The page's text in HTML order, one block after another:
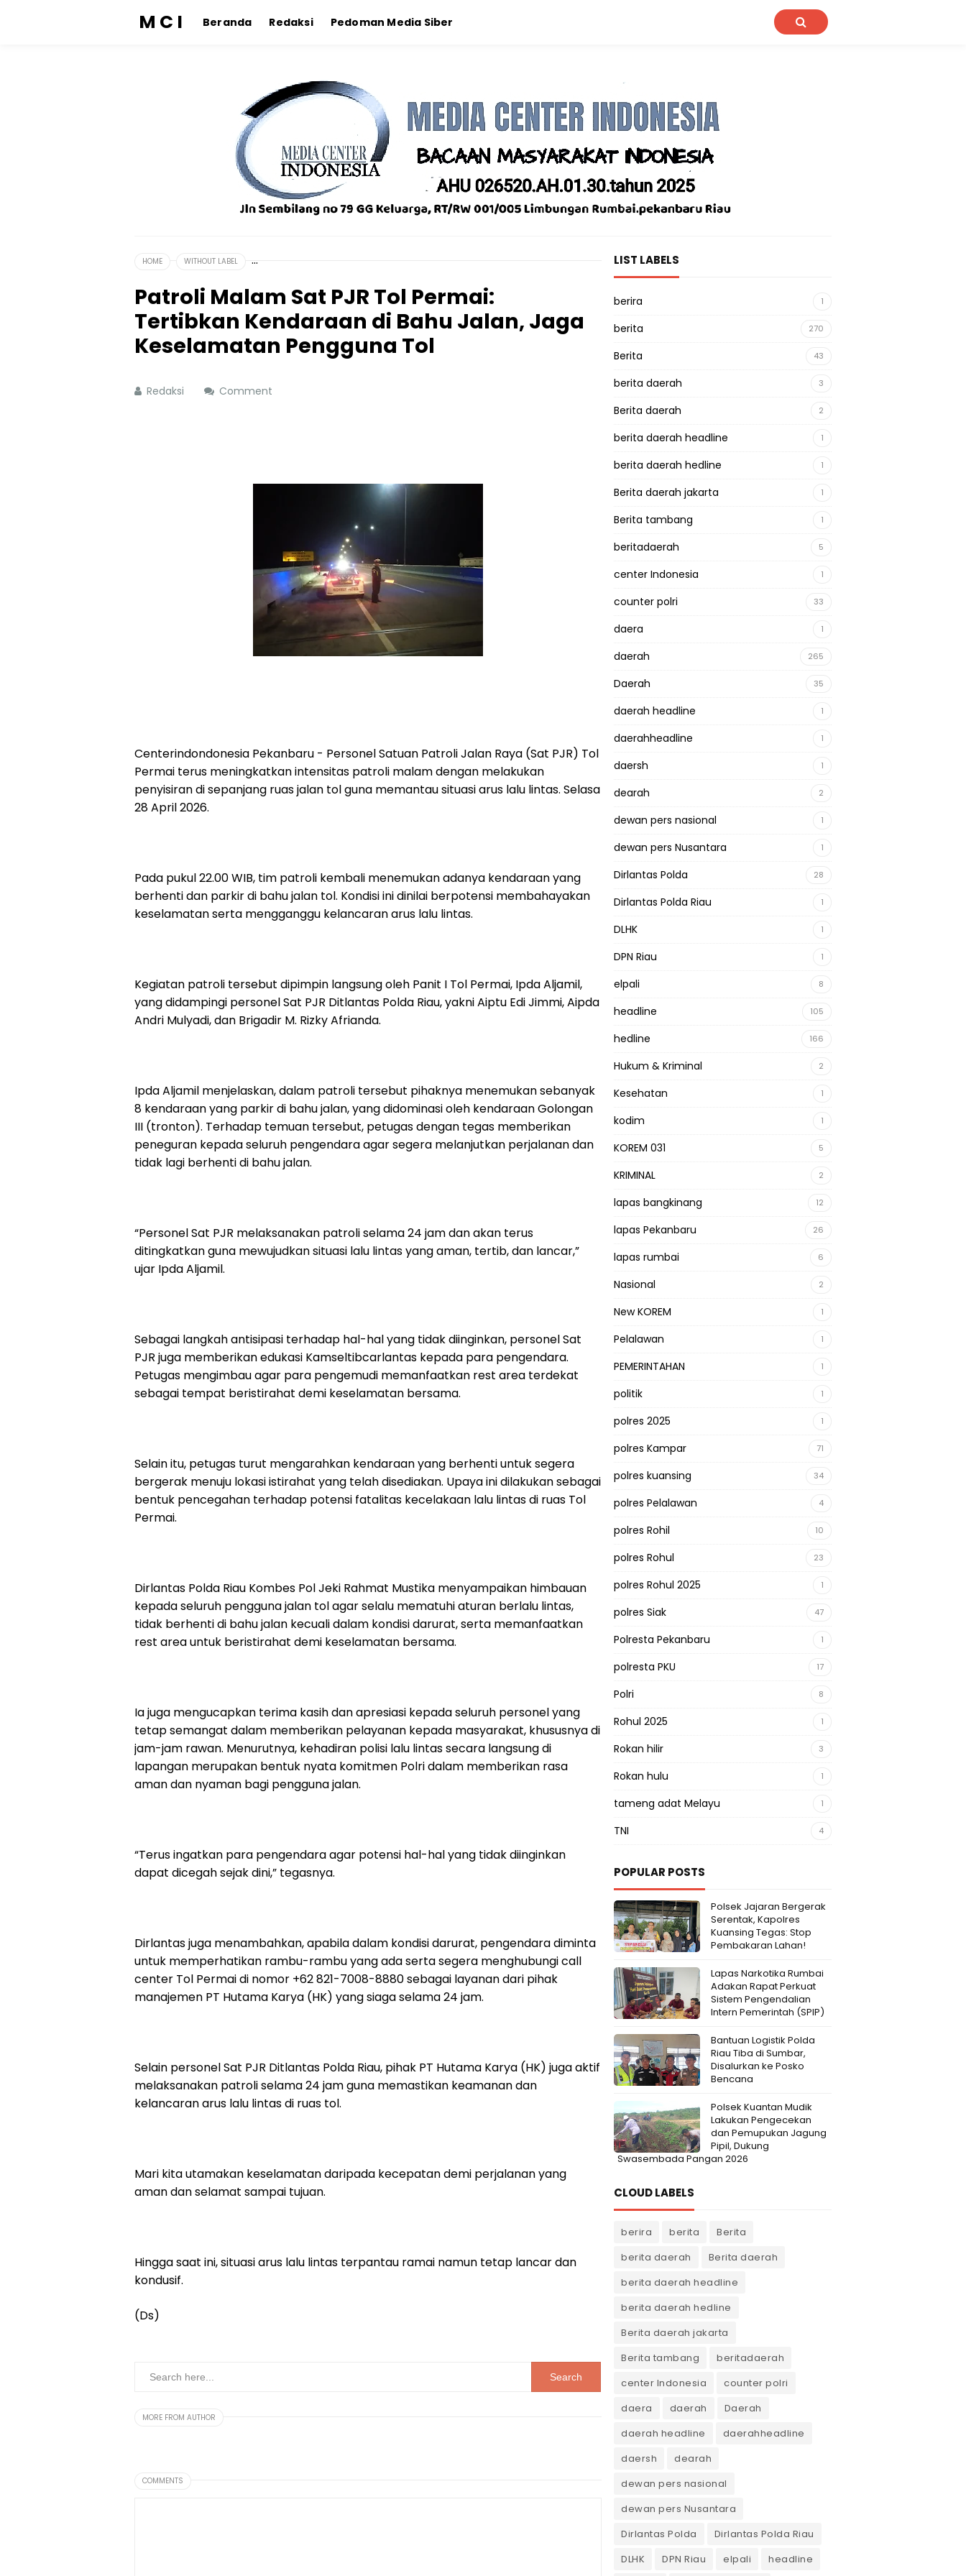
M C I Beranda Redaksi Pedoman Media Siber
HOME WITHOUT LABEL
Patroli Malam Sat PJR Tol Permai:
Tertibkan Kendaraan di Bahu Jalan, Jaga
Keselamatan Pengguna Tol
Redaksi Comment
Centerindondonesia Pekanbaru - Personel Satuan Patroli Jalan Raya (Sat PJR) Tol
Permai terus meningkatkan intensitas patroli malam dengan melakukan
penyisiran di sepanjang ruas jalan tol guna memantau situasi arus lalu lintas. Selasa
28 April 2026.
Pada pukul 22.00 WIB, tim patroli kembali menemukan adanya kendaraan yang
berhenti dan parkir di bahu jalan tol. Kondisi ini dinilai berpotensi membahayakan
keselamatan serta mengganggu kelancaran arus lalu lintas.
Kegiatan patroli tersebut dipimpin langsung oleh Panit I Tol Permai, Ipda Aljamil,
yang didampingi personel Sat PJR Ditlantas Polda Riau, yakni Aiptu Edi Jimmi, Aipda
Andri Mulyadi, dan Brigadir M. Rizky Afrianda.
Ipda Aljamil menjelaskan, dalam patroli tersebut pihaknya menemukan sebanyak
8 kendaraan yang parkir di bahu jalan, yang didominasi oleh kendaraan Golongan
III (tronton). Terhadap temuan tersebut, petugas dengan tegas memberikan
peneguran kepada seluruh pengendara agar segera melanjutkan perjalanan dan
tidak lagi berhenti di bahu jalan.
“Personel Sat PJR melaksanakan patroli selama 24 jam dan akan terus
ditingkatkan guna mewujudkan situasi lalu lintas yang aman, tertib, dan lancar,”
ujar Ipda Aljamil.
Sebagai langkah antisipasi terhadap hal-hal yang tidak diinginkan, personel Sat
PJR juga memberikan edukasi Kamseltibcarlantas kepada para pengendara.
Petugas mengimbau agar para pengemudi memanfaatkan rest area terdekat
sebagai tempat beristirahat demi keselamatan bersama.
Selain itu, petugas turut mengarahkan kendaraan yang berhenti untuk segera
bergerak menuju lokasi istirahat yang telah disediakan. Upaya ini dilakukan sebagai
bentuk pencegahan terhadap potensi fatalitas kecelakaan lalu lintas di ruas Tol
Permai.
Dirlantas Polda Riau Kombes Pol Jeki Rahmat Mustika menyampaikan himbauan
kepada seluruh pengguna jalan tol agar selalu mematuhi aturan berlalu lintas,
tidak berhenti di bahu jalan kecuali dalam kondisi darurat, serta memanfaatkan
rest area untuk beristirahat demi keselamatan bersama.
Ia juga mengucapkan terima kasih dan apresiasi kepada seluruh personel yang
tetap semangat dalam memberikan pelayanan kepada masyarakat, khususnya di
jam-jam rawan. Menurutnya, kehadiran polisi lalu lintas secara langsung di
lapangan merupakan bentuk nyata komitmen Polri dalam memberikan rasa
aman dan nyaman bagi pengguna jalan.
“Terus ingatkan para pengendara agar potensi hal-hal yang tidak diinginkan
dapat dicegah sejak dini,” tegasnya.
Dirlantas juga menambahkan, apabila dalam kondisi darurat, pengendara diminta
untuk memperhatikan rambu-rambu yang ada serta segera menghubungi call
center Tol Permai di nomor +62 821-7008-8880 sebagai layanan dari pihak
manajemen PT Hutama Karya (HK) yang siaga selama 24 jam.
Selain personel Sat PJR Ditlantas Polda Riau, pihak PT Hutama Karya (HK) juga aktif
melaksanakan patroli selama 24 jam guna memastikan keamanan dan
kelancaran arus lalu lintas di ruas tol.
Mari kita utamakan keselamatan daripada kecepatan demi perjalanan yang
aman dan selamat sampai tujuan.
Hingga saat ini, situasi arus lalu lintas terpantau ramai namun tetap lancar dan
kondusif.
(Ds)
MORE FROM AUTHOR
COMMENTS
LIST LABELS
berira 1
berita 270
Berita 43
berita daerah 3
Berita daerah 2
berita daerah headline 1
berita daerah hedline 1
Berita daerah jakarta 1
Berita tambang 1
beritadaerah 5
center Indonesia 1
counter polri 33
daera 1
daerah 265
Daerah 35
daerah headline 1
daerahheadline 1
daersh 1
dearah 2
dewan pers nasional 1
dewan pers Nusantara 1
Dirlantas Polda 28
Dirlantas Polda Riau 1
DLHK 1
DPN Riau 1
elpali 8
headline 105
hedline 166
Hukum & Kriminal 2
Kesehatan 1
kodim 1
KOREM 031 5
KRIMINAL 2
lapas bangkinang 12
lapas Pekanbaru 26
lapas rumbai 6
Nasional 2
New KOREM 1
Pelalawan 1
PEMERINTAHAN 1
politik 1
polres 2025 1
polres Kampar 71
polres kuansing 34
polres Pelalawan 4
polres Rohil 10
polres Rohul 23
polres Rohul 2025 1
polres Siak 47
Polresta Pekanbaru 1
polresta PKU 17
Polri 8
Rohul 2025 1
Rokan hilir 3
Rokan hulu 1
tameng adat Melayu 1
TNI 4
POPULAR POSTS
Polsek Jajaran Bergerak
Serentak, Kapolres
Kuansing Tegas: Stop
Pembakaran Lahan!
Lapas Narkotika Rumbai
Adakan Rapat Perkuat
Sistem Pengendalian
Intern Pemerintah (SPIP)
Bantuan Logistik Polda
Riau Tiba di Sumbar,
Disalurkan ke Posko
Bencana
Polsek Kuantan Mudik
Lakukan Pengecekan
dan Pemupukan Jagung
Pipil, Dukung
Swasembada Pangan 2026
CLOUD LABELS
berira berita
Berita
berita daerah
Berita daerah
berita daerah headline
berita daerah hedline
Berita daerah jakarta
Berita tambang
beritadaerah
center Indonesia
counter polri
daera
daerah
Daerah
daerah headline
daerahheadline
daersh
dearah
dewan pers nasional
dewan pers Nusantara
Dirlantas Polda
Dirlantas Polda Riau
DLHK
DPN Riau elpali headline